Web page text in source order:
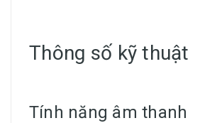
Thông số kỹ thuật
Tính năng âm thanh